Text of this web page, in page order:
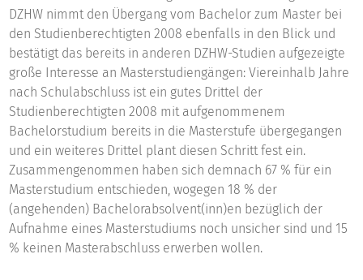
DZHW nimmt den Übergang vom Bachelor zum Master bei
den Studienberechtigten 2008 ebenfalls in den Blick und
bestätigt das bereits in anderen DZHW-Studien aufgezeigte
große Interesse an Masterstudiengängen: Viereinhalb Jahre
nach Schulabschluss ist ein gutes Drittel der
Studienberechtigten 2008 mit aufgenommenem
Bachelorstudium bereits in die Masterstufe übergegangen
und ein weiteres Drittel plant diesen Schritt fest ein.
Zusammengenommen haben sich demnach 67 % für ein
Masterstudium entschieden, wogegen 18 % der
(angehenden) Bachelorabsolvent(inn)en bezüglich der
Aufnahme eines Masterstudiums noch unsicher sind und 15
% keinen Masterabschluss erwerben wollen.